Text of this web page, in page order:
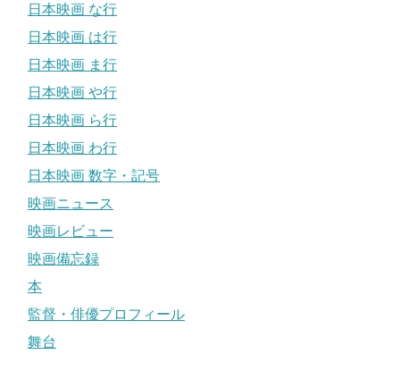
日本映画 な行
日本映画 は行
日本映画 ま行
日本映画 や行
日本映画 ら行
日本映画 わ行
日本映画 数字・記号
映画ニュース
映画レビュー
映画備忘録
本
監督・俳優プロフィール
舞台